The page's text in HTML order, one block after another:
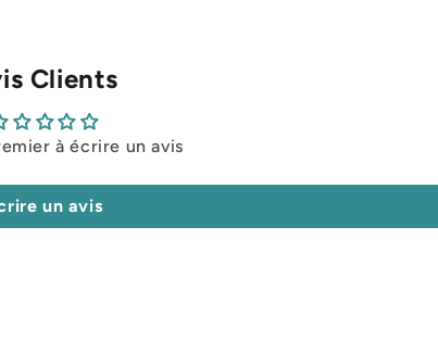
Clients
à écrire un avis
un avis